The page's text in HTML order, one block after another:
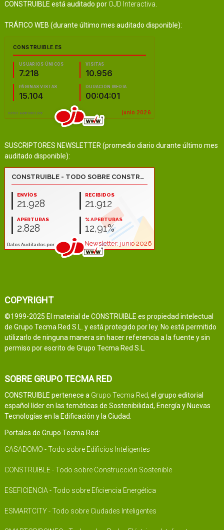
CONSTRUIBLE está auditado por OJD Interactiva
TRÁFICO WEB (durante último mes auditado disponible):
SUSCRIPTORES NEWSLETTER (promedio diario durante último mes
auditado disponible):
COPYRIGHT
©1999-2025 El material de CONSTRUIBLE es propiedad intelectual
de Grupo Tecma Red S.L. y está protegido por ley. No está permitido
utilizarlo de ninguna manera sin hacer referencia a la fuente y sin
permiso por escrito de Grupo Tecma Red S.L.
SOBRE GRUPO TECMA RED
CONSTRUIBLE pertenece a Grupo Tecma Red, el grupo editorial
español líder en las temáticas de Sostenibilidad, Energía y Nuevas
Tecnologías en la Edificación y la Ciudad.
Portales de Grupo Tecma Red:
CASADOMO - Todo sobre Edificios Inteligentes
CONSTRUIBLE - Todo sobre Construcción Sostenible
ESEFICIENCIA - Todo sobre Eficiencia Energética
ESMARTCITY - Todo sobre Ciudades Inteligentes